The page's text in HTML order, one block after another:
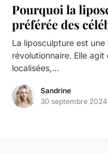
Pourquoi la
préférée des
La liposculpture est
révolutionnaire. Elle
localisées,…
Sandrine
30 septembre 2024